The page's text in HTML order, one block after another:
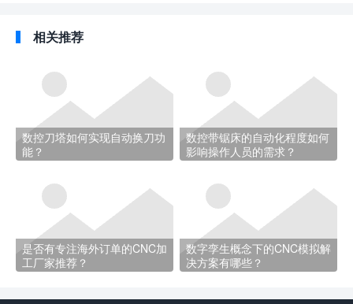
相关推荐
数控刀塔如何实现自动换刀功
能？
数控带锯床的自动化程度如何
影响操作人员的需求？
是否有专注海外订单的CNC加
工厂家推荐？
数字孪生概念下的CNC模拟解
决方案有哪些？